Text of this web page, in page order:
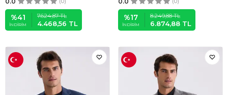
%41
İNDIRIM
7.624,87TL
4.468,56 TL
%17
İNDIRIM
8.249,88TL
6.874,88 TL